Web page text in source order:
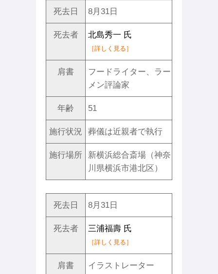
死去日 8月31日
死去者 北島秀一 氏
［詳しく見る］
肩書
フードライター、ラー
メン評論家
年齢 51
施行状況 葬儀は近親者で執行
施行場所
新横浜総合斎場（神奈
川県横浜市港北区）
死去日 8月31日
死去者 三浦福壽 氏
［詳しく見る］
肩書 イラストレーター